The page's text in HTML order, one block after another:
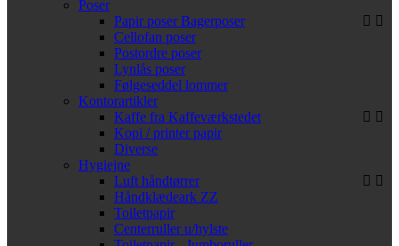
Poser
Papir poserBagerposer
Cellofan poser
Postordre poser
Lynlås poser
Følgeseddel lommer
Kontorartikler
Kaffe fra Kaffeværkstedet
Kopi / printer papir
Diverse
Hygiejne
Luft håndtørrer
Håndklædeark ZZ
Toiletpapir
Centerruller u/hylste